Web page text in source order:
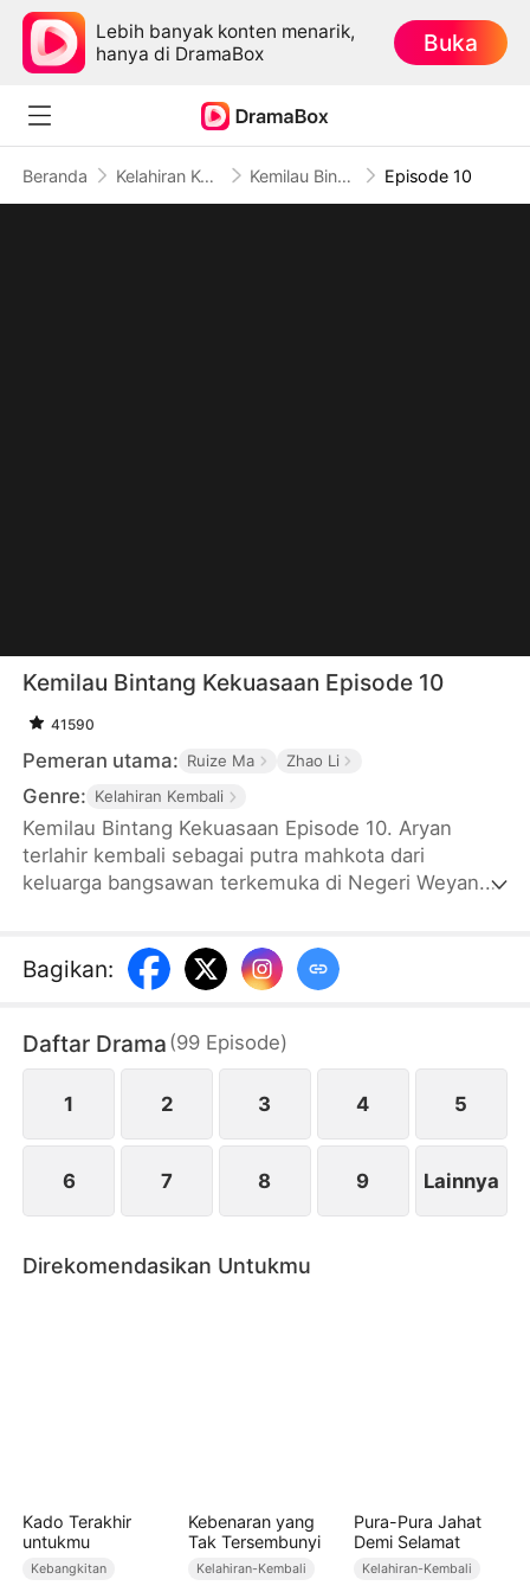
Lebih banyak konten menarik,
hanya di DramaBox
Buka
Beranda Kelahiran Kembali Kemilau Bintang Kekuasaan Episode 10
Kemilau Bintang Kekuasaan Episode 10
41590
Pemeran utama: Ruize Ma Zhao Li
Genre: Kelahiran Kembali
Kemilau Bintang Kekuasaan Episode 10. Aryan
terlahir kembali sebagai putra mahkota dari
keluarga bangsawan terkemuka di Negeri Weyan.
rakyat dan membenci kejahatan. Berkali-kali, ketika
dihadapkan pada pengabaian, cemoohan, Aryan
akhirnya, berkat bakat dan kemampuannya, dia
selangkah demi selangkah menjadi bintang yang
paling cemerlang.
Bagikan:
Daftar Drama (99 Episode)
1 2 3 4 5
6 7 8 9 Lainnya
Direkomendasikan Untukmu
Kado Terakhir
untukmu
Kebangkitan
Kebenaran yang
Tak Tersembunyi
Kelahiran-Kembali
Pura-Pura Jahat
Demi Selamat
Kelahiran-Kembali